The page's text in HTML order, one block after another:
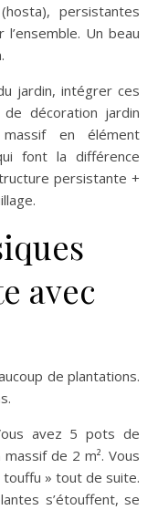
persistantes
Un beau
jardin, intégrer ces
décoration jardin
en élément
font la différence
persistante +
avec
de plantations.
avez 5 pots de
de 2 m². Vous
» tout de suite.
s’étouffent, se